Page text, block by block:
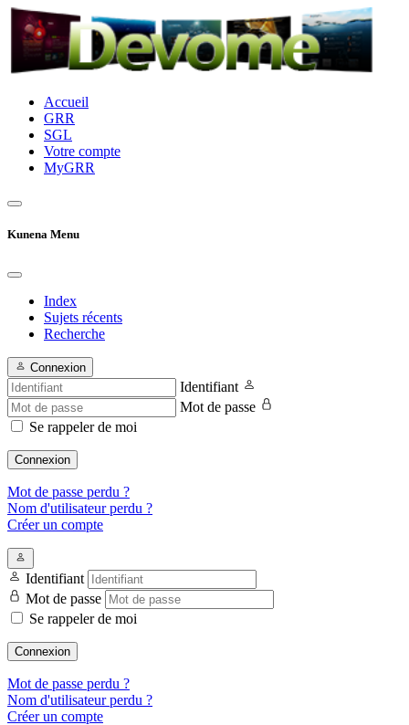
Accueil
GRR
SGL
Votre compte
MyGRR
Kunena Menu
Index
Sujets récents
Recherche
Connexion
Identifiant
Mot de passe
Se rappeler de moi
Connexion
Mot de passe perdu ?
Nom d'utilisateur perdu ?
Créer un compte
Identifiant
Mot de passe
Se rappeler de moi
Connexion
Mot de passe perdu ?
Nom d'utilisateur perdu ?
Créer un compte